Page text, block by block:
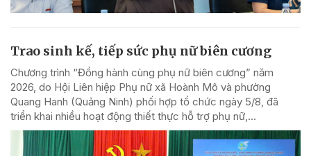
Trao sinh kế, tiếp sức phụ nữ biên cương
Chương trình “Đồng hành cùng phụ nữ biên cương” năm
2026, do Hội Liên hiệp Phụ nữ xã Hoành Mô và phường
Quang Hanh (Quảng Ninh) phối hợp tổ chức ngày 5/8, đã
triển khai nhiều hoạt động thiết thực hỗ trợ phụ nữ,...